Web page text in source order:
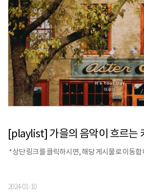
*상단 링크를 클릭하시면, 해당 게시물로 이동합
2024-01-10